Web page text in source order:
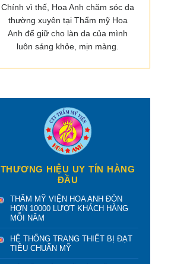
Chính vì thế, Hoa Anh chăm sóc da
thường xuyên tại Thẩm mỹ Hoa
Anh để giữ cho làn da của mình
luôn sáng khỏe, mịn màng.
THƯƠNG HIỆU UY TÍN HÀNG
ĐẦU
THẨM MỸ VIỆN HOA ANH ĐÓN
HƠN 10000 LƯỢT KHÁCH HÀNG
MỖI NĂM
HỆ THỐNG TRANG THIẾT BỊ ĐẠT
TIÊU CHUẨN MỸ